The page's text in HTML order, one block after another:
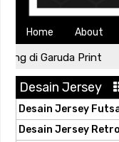
Home About
di Garuda Print
Desain Jersey
Desain Jersey
Desain Jersey Retro